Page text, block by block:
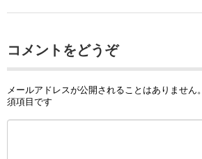
コメントをどうぞ
メールアドレスが公開されることはありません。
須項目です